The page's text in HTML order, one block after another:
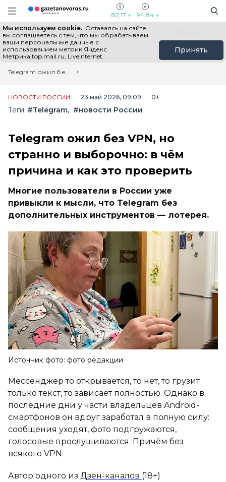
Информационный портал "ГазетаНоворос.ру"
Навигация сайта
82,17 94,84
Мы используем cookie. Оставаясь на сайте,
вы соглашаетесь с тем, что мы обрабатываем
ваши персональные данные с
использованием метрик Яндекс
Метрика,top.mail.ru, LiveInternet.
Принять
Все новости Новости России
Главная
Лента новостей
Telegram ожил без VPN, но странно и выборочно: в чём причина и как это проверить
НОВОСТИ РОССИИ 23 май 2026, 09:09 0+
Теги: #Telegram #новости России
Telegram ожил без VPN, но
странно и выборочно: в чём
причина и как это проверить
Многие пользователи в России уже
привыкли к мысли, что Telegram без
дополнительных инструментов — лотерея.
Источник фото: фото редакции
Мессенджер то открывается, то нет, то грузит
только текст, то зависает полностью. Однако в
последние дни у части владельцев Android-
смартфонов он вдруг заработал в полную силу:
сообщения уходят, фото подгружаются,
голосовые прослушиваются. Причём без
всякого VPN.
Автор одного из Дзен-каналов (18+)